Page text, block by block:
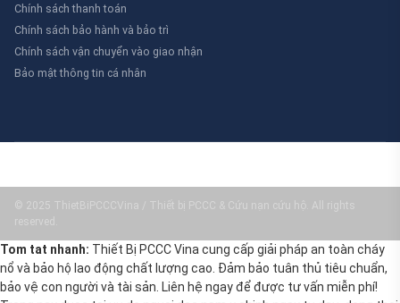
Chính sách thanh toán
Chính sách bảo hành và bảo trì
Chính sách vận chuyển vào giao nhận
Bảo mật thông tin cá nhân
© 2025 ThietBiPCCCVina / Thiết bị PCCC & Cứu nạn cứu hộ. All rights
reserved.
Tom tat nhanh: Thiết Bị PCCC Vina cung cấp giải pháp an toàn cháy
nổ và bảo hộ lao động chất lượng cao. Đảm bảo tuân thủ tiêu chuẩn,
bảo vệ con người và tài sản. Liên hệ ngay để được tư vấn miễn phí!